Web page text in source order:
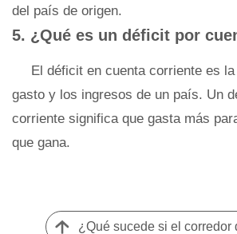
del país de origen.
5. ¿Qué es un déficit por
El déficit en cuenta corriente es
gasto y los ingresos de un país. Un
corriente significa que gasta más
que gana.